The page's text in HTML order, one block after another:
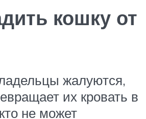
кошку от
жалуются,
их кровать в
не может